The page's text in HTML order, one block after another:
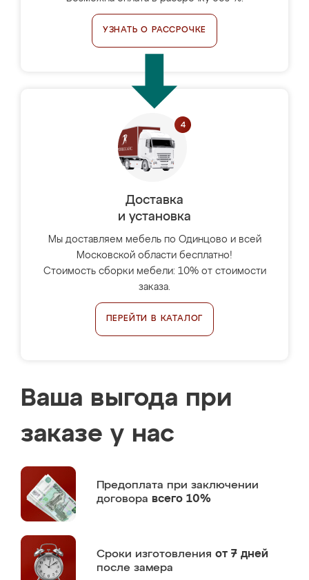
УЗНАТЬ О РАССРОЧКЕ
Доставка
и установка
Мы доставляем мебель по Одинцово и всей
Московской области бесплатно!
Стоимость сборки мебели: 10% от стоимости
заказа.
ПЕРЕЙТИ В КАТАЛОГ
Ваша выгода при
заказе у нас
Предоплата при заключении
договора всего 10%
Сроки изготовления от 7 дней
после замера